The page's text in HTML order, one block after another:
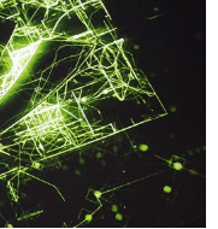
anuncia o
um conjunto